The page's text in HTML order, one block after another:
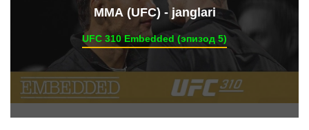
ММА (UFC) - janglari
UFC 310 Embedded (эпизод 5)